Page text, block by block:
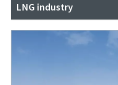
LNG industry